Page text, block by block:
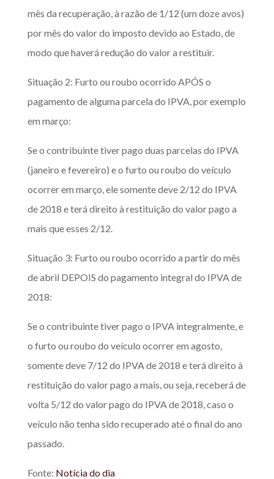
mês da recuperação, à razão de 1/12 (um doze avos)
por mês do valor do imposto devido ao Estado, de
modo que haverá redução do valor a restituir.
Situação 2: Furto ou roubo ocorrido APÓS o
pagamento de alguma parcela do IPVA, por exemplo
em março:
Se o contribuinte tiver pago duas parcelas do IPVA
(janeiro e fevereiro) e o furto ou roubo do veículo
ocorrer em março, ele somente deve 2/12 do IPVA
de 2018 e terá direito à restituição do valor pago a
mais que esses 2/12.
Situação 3: Furto ou roubo ocorrido a partir do mês
de abril DEPOIS do pagamento integral do IPVA de
2018:
Se o contribuinte tiver pago o IPVA integralmente, e
o furto ou roubo do veículo ocorrer em agosto,
somente deve 7/12 do IPVA de 2018 e terá direito à
restituição do valor pago a mais, ou seja, receberá de
volta 5/12 do valor pago do IPVA de 2018, caso o
veículo não tenha sido recuperado até o final do ano
passado.
Fonte: Notícia do dia